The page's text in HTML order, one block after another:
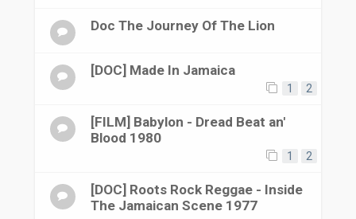
Doc The Journey Of The Lion
[DOC] Made In Jamaica
1 2
[FILM] Babylon - Dread Beat an'
Blood 1980
1 2
[DOC] Roots Rock Reggae - Inside
The Jamaican Scene 1977